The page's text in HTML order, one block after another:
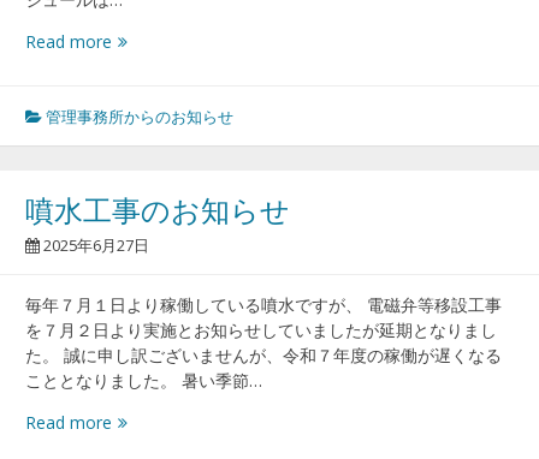
て
Read more 噴
じ
ま
ま
し
た
管理事務所からのお知らせ
噴水工事のお知らせ
2025年6月27日
毎年７月１日より稼働している噴水ですが、 電磁弁等移設工事
を７月２日より実施とお知らせしていましたが延期となりまし
た。 誠に申し訳ございませんが、令和７年度の稼働が遅くなる
こととなりました。 暑い季節…
Read more 噴